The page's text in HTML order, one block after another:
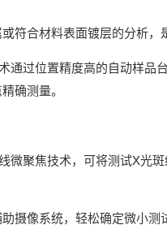
符合材料表面镀层的分析
通过位置精度高的自动样品
确测量。
微聚焦技术，可将测试X光
摄像系统，轻松确定微小测